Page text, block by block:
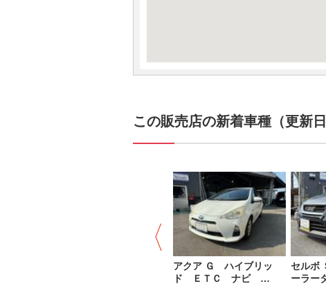
この販売店の新着車種（更新
アクア Ｇ ハイブリッ
ド ＥＴＣ ナビ …
セルボ
ーラ